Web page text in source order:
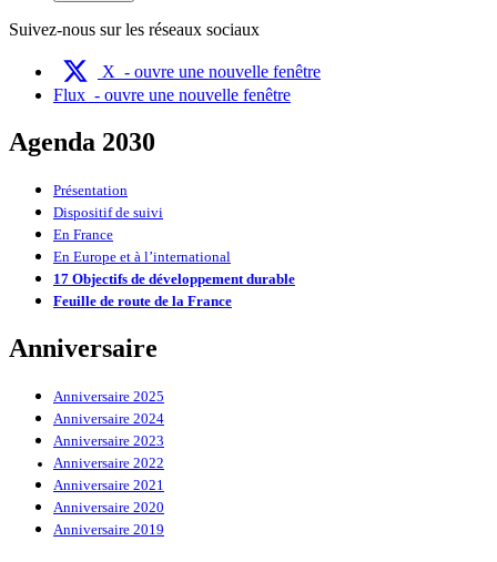
Suivez-nous sur les réseaux sociaux
X - ouvre une nouvelle fenêtre
Flux - ouvre une nouvelle fenêtre
Agenda 2030
Présentation
Dispositif de suivi
En France
En Europe et à l’international
17 Objectifs de développement durable
Feuille de route de la France
Anniversaire
Anniversaire 2025
Anniversaire 2024
Anniversaire 2023
Anniversaire 2022
Anniversaire 2021
Anniversaire 2020
Anniversaire 2019